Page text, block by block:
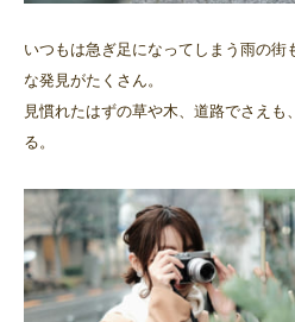
いつもは急ぎ足になってしまう雨の街
な発見がたくさん。
見慣れたはずの草や木、道路でさえ
る。